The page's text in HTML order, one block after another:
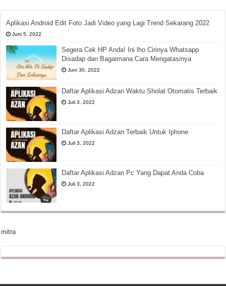
Aplikasi Android Edit Foto Jadi Video yang Lagi Trend Sekarang 2022
Juni 5, 2022
Segera Cek HP Anda! Ini lho Cirinya Whatsapp
Disadap dan Bagaimana Cara Mengatasinya
Juni 30, 2022
Daftar Aplikasi Adzan Waktu Sholat Otomatis Terbaik
Juli 3, 2022
Daftar Aplikasi Adzan Terbaik Untuk Iphone
Juli 3, 2022
Daftar Aplikasi Adzan Pc Yang Dapat Anda Coba
Juli 3, 2022
mitra